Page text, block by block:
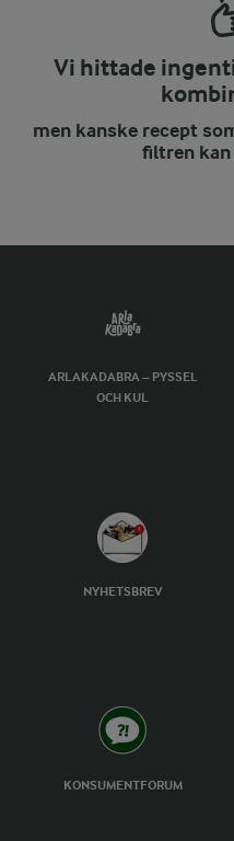
Vi hittade
men kanske recept
filtren
ARLAKADABRA – PYSSEL
OCH KUL
NYHETSBREV
KONSUMENTFORUM